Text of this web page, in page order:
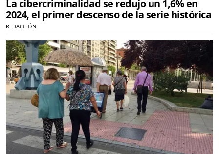
La cibercriminalidad se redujo un 1,6% en
2024, el primer descenso de la serie histórica
REDACCIÓN